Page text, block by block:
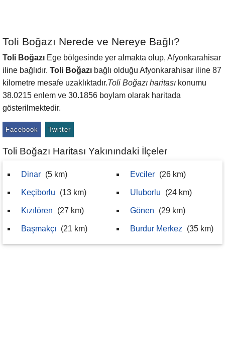
Toli Boğazı Nerede ve Nereye Bağlı?
Toli Boğazı Ege bölgesinde yer almakta olup, Afyonkarahisar
iline bağlıdır. Toli Boğazı bağlı olduğu Afyonkarahisar iline 87
kilometre mesafe uzaklıktadır.Toli Boğazı haritası konumu
38.0215 enlem ve 30.1856 boylam olarak haritada
gösterilmektedir.
Facebook Twitter
Toli Boğazı Haritası Yakınındaki İlçeler
Dinar (5 km)
Keçiborlu (13 km)
Kızılören (27 km)
Başmakçı (21 km)
Evciler (26 km)
Uluborlu (24 km)
Gönen (29 km)
Burdur Merkez (35 km)